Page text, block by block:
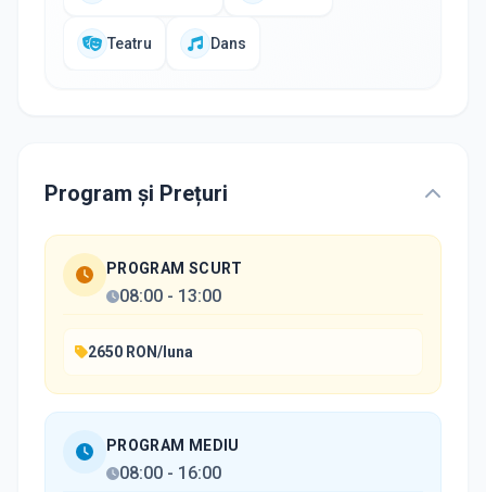
Teatru Dans
Program și Prețuri
PROGRAM SCURT
08:00 - 13:00
2650 RON/luna
PROGRAM MEDIU
08:00 - 16:00